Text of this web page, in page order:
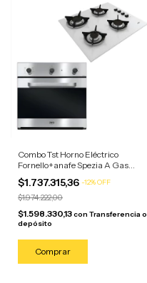
Combo Tst Horno Eléctrico
Fornello+anafe Spezia A Gas
Blanco Acero Inoxidable/anafe
Blanco
$1.737.315,36 -12%OFF
$1.974.222,00
$1.598.330,13con Transferencia o
depósito